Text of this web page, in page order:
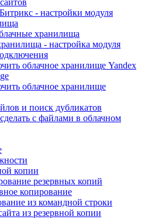
- настройки модуля
хранилища
- настройка модуля
облачное хранилище Yandex
облачное хранилище
и поиск дубликатов
с файлами в облачном
копии
резервных копий
копирование
из командной строки
из резервной копии